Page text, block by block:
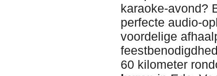
karaoke-avond?
perfecte audio-
voordelige
60 kilometer